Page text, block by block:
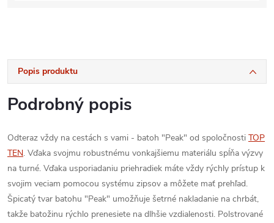
Popis produktu
Podrobný popis
Odteraz vždy na cestách s vami - batoh "Peak" od spoločnosti TOP
TEN. Vďaka svojmu robustnému vonkajšiemu materiálu spĺňa výzvy
na turné. Vďaka usporiadaniu priehradiek máte vždy rýchly prístup k
svojim veciam pomocou systému zipsov a môžete mať prehľad.
Špicatý tvar batohu "Peak" umožňuje šetrné nakladanie na chrbát,
takže batožinu rýchlo prenesiete na dlhšie vzdialenosti. Polstrované